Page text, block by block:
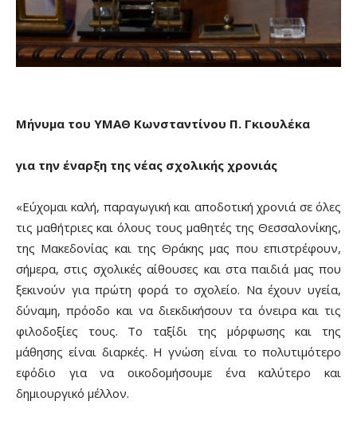
Μήνυμα του ΥΜΑΘ Κωνσταντίνου Π. Γκιουλέκα
για την έναρξη της νέας σχολικής χρονιάς
«Εύχομαι καλή, παραγωγική και αποδοτική χρονιά σε όλες
τις μαθήτριες και όλους τους μαθητές της Θεσσαλονίκης,
της Μακεδονίας και της Θράκης μας που επιστρέφουν,
σήμερα, στις σχολικές αίθουσες και στα παιδιά μας που
ξεκινούν για πρώτη φορά το σχολείο. Να έχουν υγεία,
δύναμη, πρόοδο και να διεκδικήσουν τα όνειρα και τις
φιλοδοξίες τους. Το ταξίδι της μόρφωσης και της
μάθησης είναι διαρκές. Η γνώση είναι το πολυτιμότερο
εφόδιο για να οικοδομήσουμε ένα καλύτερο και
δημιουργικό μέλλον.